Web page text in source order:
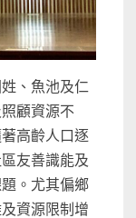
、魚池及仁
顧資源不
高齡人口逐
友善識能及
。尤其偏鄉
資源限制增